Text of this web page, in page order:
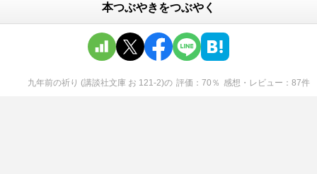
本つぶやきをつぶやく
九年前の祈り (講談社文庫 お 121-2)の 評価 70 ％ 感想・レビュー 87件